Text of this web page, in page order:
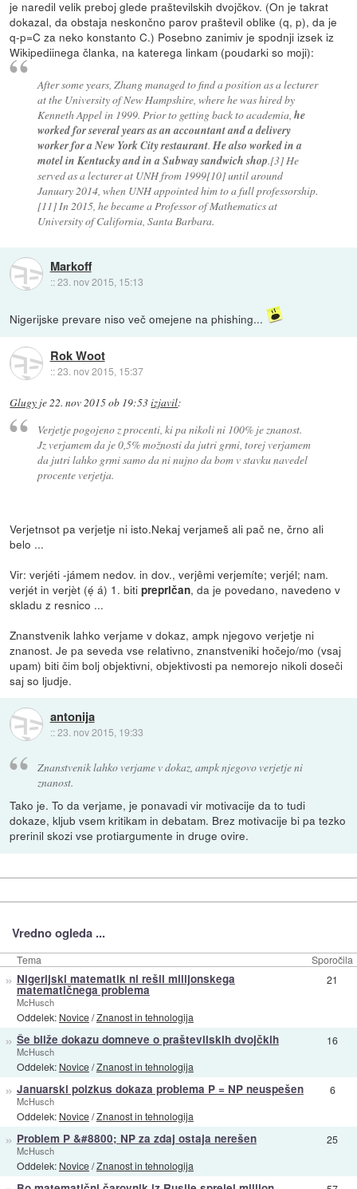
je naredil velik preboj glede praštevilskih dvojčkov. (On je takrat
dokazal, da obstaja neskončno parov praštevil oblike (q, p), da je
q-p=C za neko konstanto C.) Posebno zanimiv je spodnji izsek iz
Wikipediinega članka, na katerega linkam (poudarki so moji):
After some years, Zhang managed to find a position as a lecturer
at the University of New Hampshire, where he was hired by
Kenneth Appel in 1999. Prior to getting back to academia, he
worked for several years as an accountant and a delivery
worker for a New York City restaurant. He also worked in a
motel in Kentucky and in a Subway sandwich shop.[3] He
served as a lecturer at UNH from 1999[10] until around
January 2014, when UNH appointed him to a full professorship.
[11] In 2015, he became a Professor of Mathematics at
University of California, Santa Barbara.
Markoff
::23. nov 2015, 15:13
Nigerijske prevare niso več omejene na phishing...
Rok Woot
::23. nov 2015, 15:37
Glugy je22. nov 2015 ob 19:53izjavil:
Verjetje pogojeno z procenti, ki pa nikoli ni 100% je znanost.
Jz verjamem da je 0,5% možnosti da jutri grmi, torej verjamem
da jutri lahko grmi samo da ni nujno da bom v stavku navedel
procente verjetja.
Verjetnsot pa verjetje ni isto.Nekaj verjameš ali pač ne, črno ali
belo ...
Vir: verjéti -jámem nedov. in dov., verjêmi verjemíte; verjél; nam.
verjét in verjèt (ẹ́ á) 1. bitiprepričan, da je povedano, navedeno v
skladu z resnico ...
Znanstvenik lahko verjame v dokaz, ampk njegovo verjetje ni
znanost. Je pa seveda vse relativno, znanstveniki hočejo/mo (vsaj
upam) biti čim bolj objektivni, objektivosti pa nemorejo nikoli doseči
saj so ljudje.
antonija
::23. nov 2015, 19:33
Znanstvenik lahko verjame v dokaz, ampk njegovo verjetje ni
znanost.
Tako je. To da verjame, je ponavadi vir motivacije da to tudi
dokaze, kljub vsem kritikam in debatam. Brez motivacije bi pa tezko
prerinil skozi vse protiargumente in druge ovire.
Vredno ogleda ...
Tema Sporočila
» Nigerijski matematik ni rešil milijonskega
matematičnega problema
McHusch
Oddelek: Novice/Znanost in tehnologija
21
» Še bliže dokazu domneve o praštevilskih dvojčkih
McHusch
Oddelek: Novice/Znanost in tehnologija
16
» Januarski poizkus dokaza problema P = NP neuspešen
McHusch
Oddelek: Novice/Znanost in tehnologija
6
» Problem P &#8800; NP za zdaj ostaja nerešen
McHusch
Oddelek: Novice/Znanost in tehnologija
25